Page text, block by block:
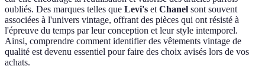
oubliés. Des marques telles que Levi's et Chanel sont souvent
associées à l'univers vintage, offrant des pièces qui ont résisté à
l'épreuve du temps par leur conception et leur style intemporel.
Ainsi, comprendre comment identifier des vêtements vintage de
qualité est devenu essentiel pour faire des choix avisés lors de vos
achats.